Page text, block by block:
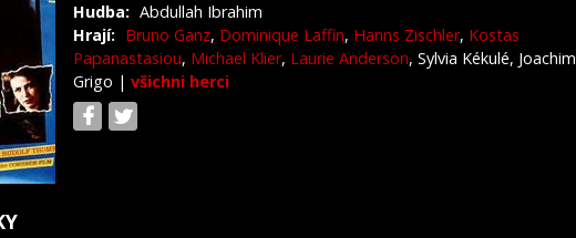
Hudba: Abdullah Ibrahim
Hrají: Bruno Ganz, Dominique Laffin, Hanns Zischler, Kostas
Papanastasiou, Michael Klier, Laurie Anderson, Sylvia Kékulé, Joachim
Grigo | všichni herci